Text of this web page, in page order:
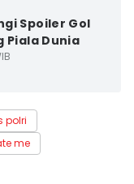
Spoiler Gol
Piala Dunia
polri
me